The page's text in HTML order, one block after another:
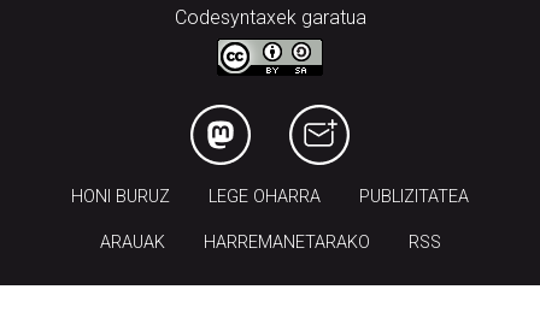
Codesyntaxek garatua
HONI BURUZ LEGE OHARRA PUBLIZITATEA
ARAUAK HARREMANETARAKO RSS